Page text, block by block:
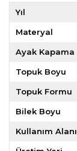
Yıl
Materyal
Ayak Kapama
Topuk Boyu
Topuk Formu
Bilek Boyu
Kullanım Alanı